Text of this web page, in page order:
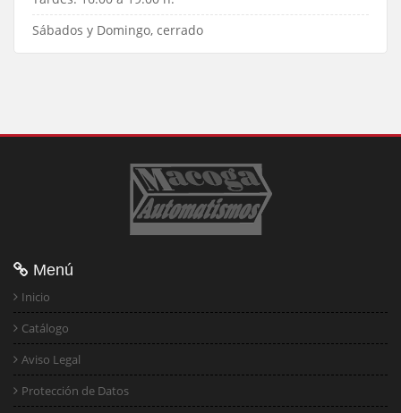
Sábados y Domingo, cerrado
Menú
Inicio
Catálogo
Aviso Legal
Protección de Datos